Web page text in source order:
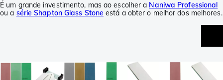
É um grande investimento, mas ao escolher a Naniwa Professional
ou a série Shapton Glass Stone está a obter o melhor dos melhores.